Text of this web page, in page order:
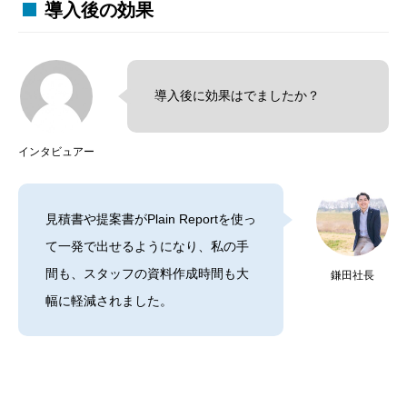
導入後の効果
インタビュアー
導入後に効果はでましたか？
鎌田社長
見積書や提案書がPlain Reportを使っ
て一発で出せるようになり、私の手
間も、スタッフの資料作成時間も大
幅に軽減されました。